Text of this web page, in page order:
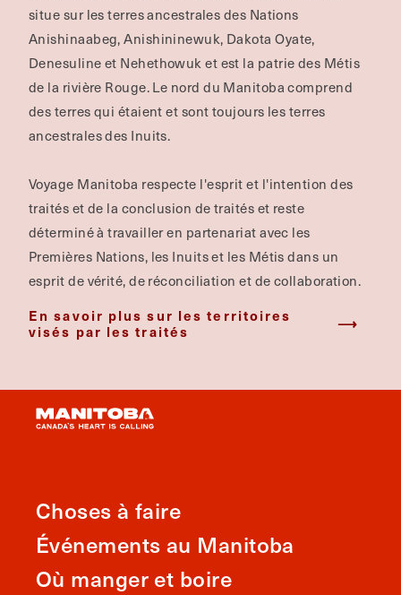
situe sur les terres ancestrales des Nations
Anishinaabeg, Anishininewuk, Dakota Oyate,
Denesuline et Nehethowuk et est la patrie des Métis
de la rivière Rouge. Le nord du Manitoba comprend
des terres qui étaient et sont toujours les terres
ancestrales des Inuits.
Voyage Manitoba respecte l'esprit et l'intention des
traités et de la conclusion de traités et reste
déterminé à travailler en partenariat avec les
Premières Nations, les Inuits et les Métis dans un
esprit de vérité, de réconciliation et de collaboration.
En savoir plus sur les territoires
visés par les traités
Choses à faire
Événements au Manitoba
Où manger et boire